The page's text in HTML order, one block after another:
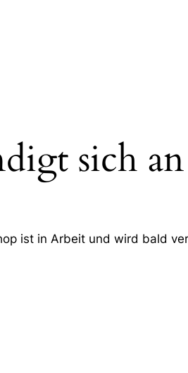
sich an
ist in Arbeit und wird bald